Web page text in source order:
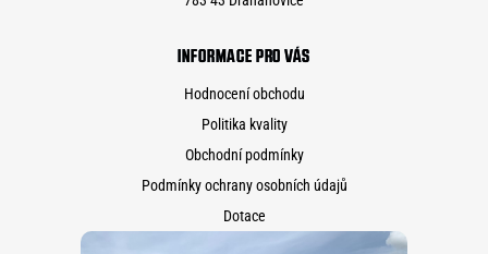
INFORMACE PRO VÁS
Hodnocení obchodu
Politika kvality
Obchodní podmínky
Podmínky ochrany osobních údajů
Dotace